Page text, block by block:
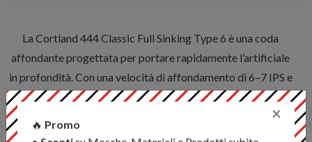
La Cortland 444 Classic Full Sinking Type 6 è una coda
affondante progettata per portare rapidamente l’artificiale
in profondità. Con una velocità di affondamento di 6–7 IPS e
un profilo a densità compensata, lavora in modo uniforme in
Il taper corto consente un caricamento rapido e facilita il
×
🔥 Promo